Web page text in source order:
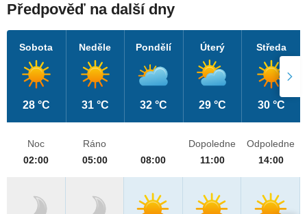
Předpověď na další dny
Sobota
28 °C
Neděle
31 °C
Pondělí
32 °C
Úterý
29 °C
Středa
30 °C
Noc
02:00
Ráno
05:00
08:00
Dopoledne
11:00
Odpoledne
14:00